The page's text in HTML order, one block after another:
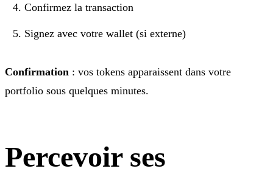
Confirmez la transaction
Signez avec votre wallet (si externe)
Confirmation : vos tokens apparaissent dans votre
portfolio sous quelques minutes.
Percevoir ses